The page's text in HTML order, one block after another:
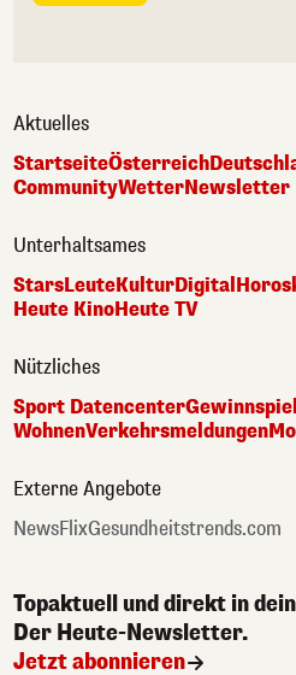
Aktuelles
StartseiteÖsterreich
CommunityWetterNewsletter
Unterhaltsames
StarsLeuteKulturDigital
Heute KinoHeute TV
Nützliches
Sport Datencenter
WohnenVerkehrsmeldungen
Externe Angebote
NewsFlixGesundheitstrends.com
Topaktuell und direkt in
Der Heute-Newsletter.
Jetzt abonnieren